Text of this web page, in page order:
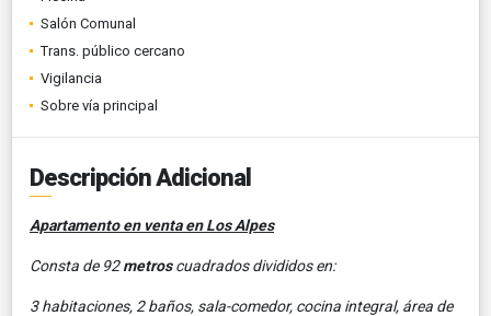
Salón Comunal
Trans. público cercano
Vigilancia
Sobre vía principal
Descripción Adicional
Apartamento en venta en Los Alpes
Consta de 92metroscuadrados divididos en:
3 habitaciones, 2 baños, sala-comedor, cocina integral, área de